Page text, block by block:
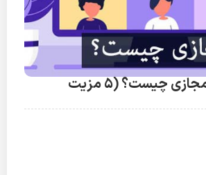
کسب و کار مجازی چیست؟ (5 مزیت